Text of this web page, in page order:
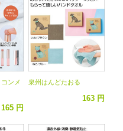
ンメ
165 円
泉州はんどたおる
163 円